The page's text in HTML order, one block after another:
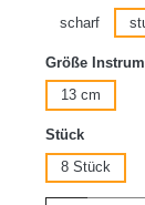
scharf
Größe
13 cm
Stück
8 Stück